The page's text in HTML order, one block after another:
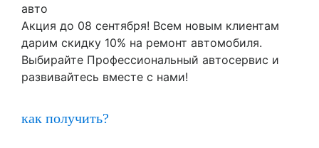
авто
Акция до 08 сентября! Всем новым клиентам
дарим скидку 10% на ремонт автомобиля.
Выбирайте Профессиональный автосервис и
развивайтесь вместе с нами!
как получить?